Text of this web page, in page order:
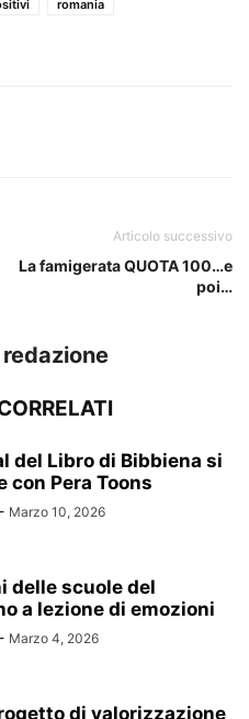
romania
Articolo successivo
La famigerata QUOTA 100…e
poi…
redazione
del Libro di Bibbiena si
con Pera Toons
- Marzo 10, 2026
delle scuole del
a lezione di emozioni
- Marzo 4, 2026
di valorizzazione